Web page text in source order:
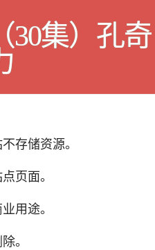
30集）孔奇
存储资源。
页面。
用途。
。